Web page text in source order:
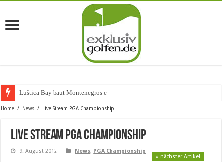
Luštica Bay baut Montenegros erste G
Home / News / Live Stream PGA Championship
Live Stream PGA Championship
9. August 2012 News, PGA Championship
» nächster Artikel